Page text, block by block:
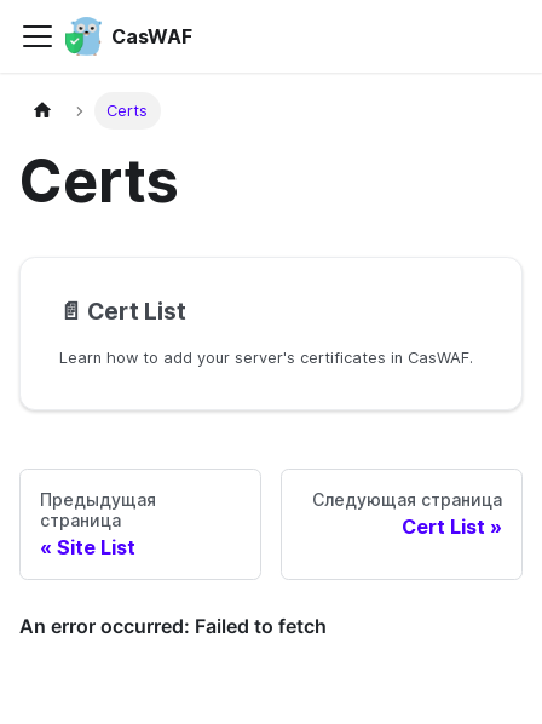
CasWAF
Certs
Certs
📄️ Cert List
Learn how to add your server's certificates in CasWAF.
Предыдущая
страница
Site List
Следующая страница
Cert List